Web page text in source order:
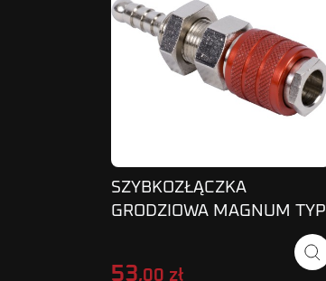
SZYBKOZŁĄCZKA
GRODZIOWA MAGNUM TYP
53,00 zł